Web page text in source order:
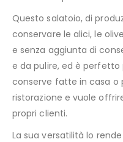
Questo salatoio, di
conservare le alici, le
e senza aggiunta di
e da pulire, ed è
conserve fatte in casa o
ristorazione e vuole
propri clienti.
La sua versatilità lo